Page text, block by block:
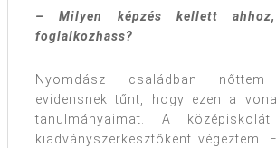
– Milyen képzés kellett
foglalkozhass?
Nyomdász családban
evidensnek tűnt, hogy ezen a
tanulmányaimat. A
kiadványszerkesztőként végeztem.